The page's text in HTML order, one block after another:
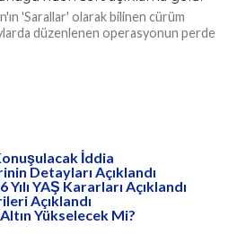
'Sarallar' olarak bilinen cürüm
düzenlenen operasyonun perde
İddia
Detayları Açıklandı
YAŞ Kararları Açıklandı
Açıklandı
Yükselecek Mi?